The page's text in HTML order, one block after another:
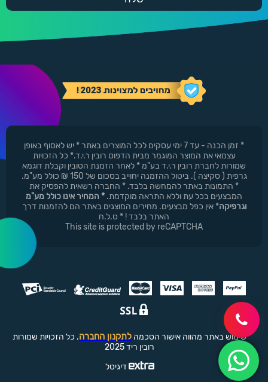
* זמן הכנה - עד 7 ימי עסקים לכל המוצרים באתר * יש לאסוף באופן
עצמאי את המוצר המוגמר מבית הדפוס רובין ר.י.ד.* כל הזכויות
שמורות לחברת רובין ר.י.ד בע"מ * לאחר הזמנת הטובין וקבלת דוגמא
גרפית ( סקיצה ). ביטול ההזמנה יחוייב בסכום של 150 ₪ כולל מע"מ.
* התמונות באתר להמחשה בלבד. * החברה רשאית להפסיק את
המבצעים בכל עת וללא התראה מוקדמת. * המחיר אינו כולל מע"מ
וגרפיקה* אין כפל מבצעים. מחירים המוצגים באתר הם להזמנות דרך
האתר בלבד ! * ט.ל.ח
This site is protected by reCAPTCHA
שימוש באתר מהווה אישור הסכמה לתקנון החברה. כל הזכויות שמורות
רובין ריד 2025
דיגיטל